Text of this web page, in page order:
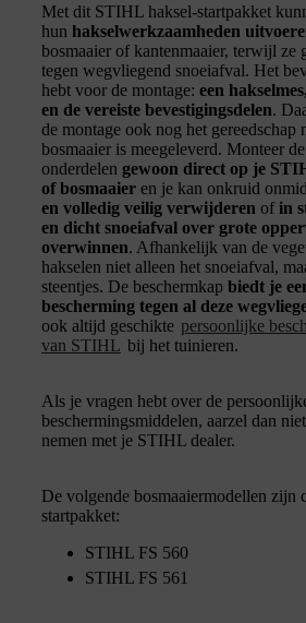
Met dit STIHL haksel-startpakket
hun hakselwerkzaamheden
bosmaaier of kantenmaaier, terwijl ze
tegen wegvliegend snoeiafval. Het
hebt voor de montage: een
en de vereiste bevestigingsdelen.
de montage ook nog het gereedschap
bosmaaier is meegeleverd. Monteer
onderdelen gewoon direct op je
of bosmaaier en je kan onkruid
en volledig veilig verwijderen of in
en dicht snoeiafval over grote
overwinnen. Afhankelijk van de
hakselen niet alleen het snoeiafval,
steentjes. De beschermkap biedt je
bescherming tegen al deze
ook altijd geschikte persoonlijke
van STIHL bij het tuinieren.
Als je vragen hebt over de
beschermingsmiddelen, aarzel dan
nemen met je STIHL dealer.
De volgende bosmaaiermodellen zijn
startpakket:
STIHL FS 560
STIHL FS 561